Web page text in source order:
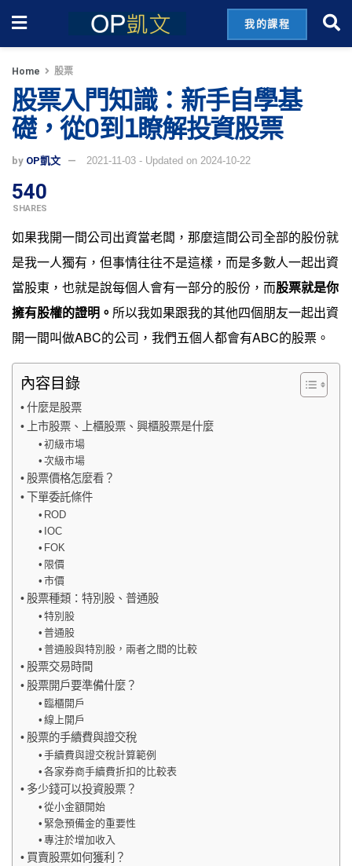
我的課程
Home 股票
股票入門知識：新手自學基
礎，從0到1瞭解投資股票
by OP凱文 2021-11-03 - Updated on 2024-10-22
540
SHARES
如果我開一間公司出資當老闆，那麼這間公司全部的股份就
是我一人獨有，但事情往往不是這樣，而是多數人一起出資
當股東，也就是說每個人會有一部分的股份，而股票就是你
擁有股權的證明。 所以我如果跟我的其他四個朋友一起出資
開一間叫做ABC的公司，我們五個人都會有ABC的股票。
內容目錄
什麼是股票
上市股票、上櫃股票、興櫃股票是什麼
初級市場
次級市場
股票價格怎麼看？
下單委託條件
ROD
IOC
FOK
限價
市價
股票種類：特別股、普通股
特別股
普通股
普通股與特別股，兩者之間的比較
股票交易時間
股票開戶要準備什麼？
臨櫃開戶
線上開戶
股票的手續費與證交稅
手續費與證交稅計算範例
各家券商手續費折扣的比較表
多少錢可以投資股票？
從小金額開始
緊急預備金的重要性
專注於增加收入
買賣股票如何獲利？